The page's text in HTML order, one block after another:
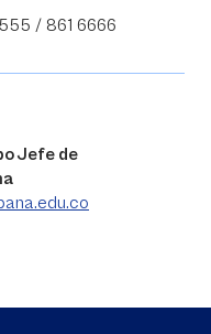
/ 861 6666
Jefe de